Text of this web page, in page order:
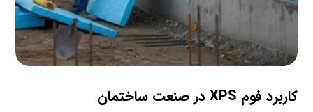
کاربرد فوم XPS در صنعت ساختمان